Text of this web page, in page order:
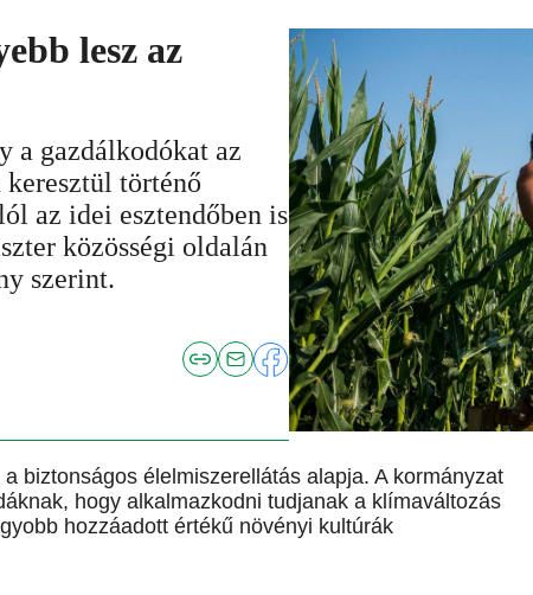
lesz az
a gazdálkodókat az
történő
az idei esztendőben is
közösségi oldalán
szerint.
biztonságos élelmiszerellátás alapja. A kormányzat
hogy alkalmazkodni tudjanak a klímaváltozás
hozzáadott értékű növényi kultúrák